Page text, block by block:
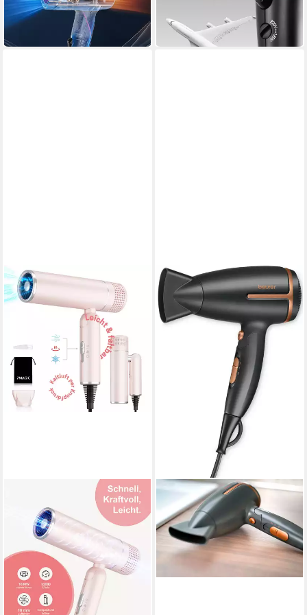
UVP26,99 €
-41%
in 2-3 Werktagen bei dir
-34%
in 3-4 Werktagen bei dir